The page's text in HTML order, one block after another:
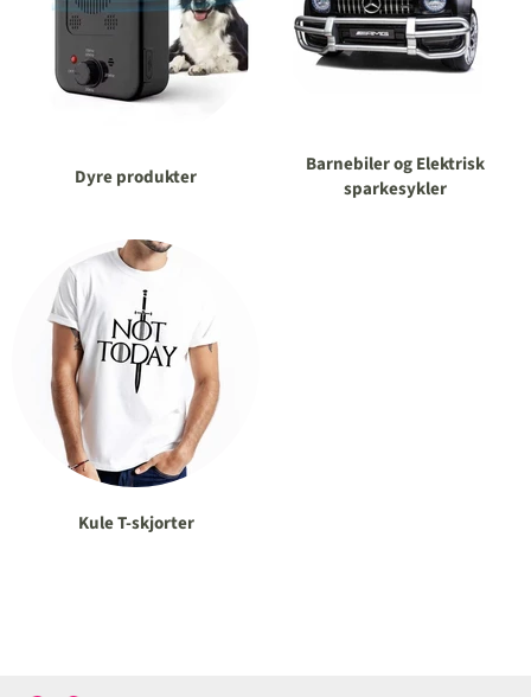
Dyre produkter
Barnebiler og Elektrisk
sparkesykler
Kule T-skjorter